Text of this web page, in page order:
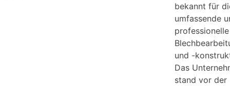
bekannt für
umfassende
professionelle
und -
Das
stand vor der